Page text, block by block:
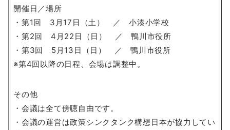
開催日／場所
・第1回 3月17日（土） ／ 小湊小学校
・第2回 4月22日（日） ／ 鴨川市役所
・第3回 5月13日（日） ／ 鴨川市役所
※第4回以降の日程、会場は調整中。
その他
・会議は全て傍聴自由です。
・会議の運営は政策シンクタンク構想日本が協力してい